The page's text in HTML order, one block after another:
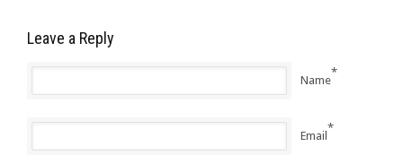
Leave a Reply
Name
*
Email
*